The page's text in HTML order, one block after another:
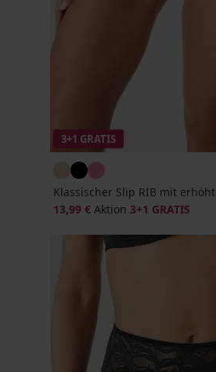
3+1 GRATIS
Klassischer Slip RIB mit
13,99 € Aktion 3+1 GRATIS